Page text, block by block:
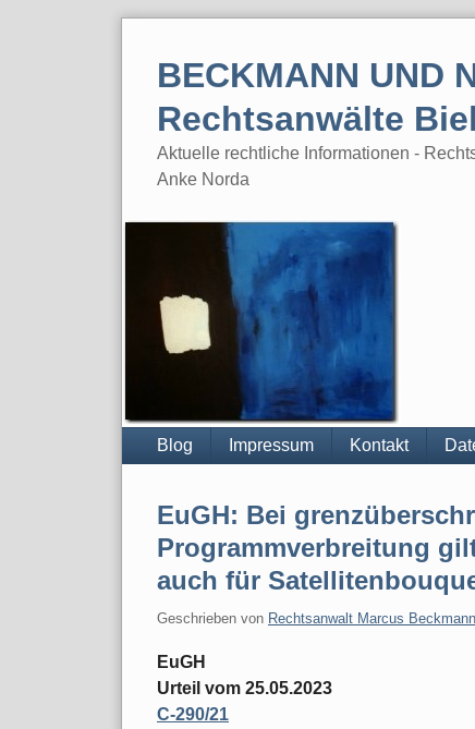
BECKMANN UND
Rechtsanwälte
Aktuelle rechtliche Informationen -
Anke Norda
Blog Impressum Kontakt
EuGH: Bei
Programmverbreitung
auch für
Geschrieben von Rechtsanwalt Marcus Beckmann
EuGH
Urteil vom 25.05.2023
C-290/21